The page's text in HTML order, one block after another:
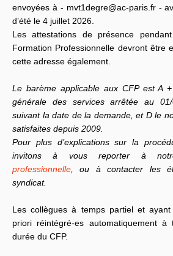
envoyées à - mvt1degre@ac-paris.fr -
d’été le 4 juillet 2026.
Les attestations de présence
Formation Professionnelle devront être
cette adresse également.
Le barème applicable aux CFP est A
générale des services arrêtée au
suivant la date de la demande, et D le
satisfaites depuis 2009.
Pour plus d’explications sur la
invitons à vous reporter à
professionnelle, ou à contacter les
syndicat.
Les collègues à temps partiel et
priori réintégré-es automatiquement
durée du CFP.